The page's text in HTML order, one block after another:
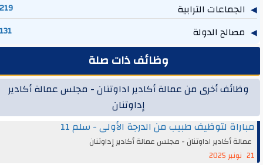
الجماعات الترابية 219
مصالح الدولة 131
وظائف ذات صلة
وظائف أخرى من عمالة أكادير اداوتنان - مجلس عمالة أكادير
إداوتنان
مباراة لتوظيف طبيب من الدرجة الأولى - سلم 11
عمالة أكادير اداوتنان - مجلس عمالة أكادير إداوتنان
21 نونبر 2025